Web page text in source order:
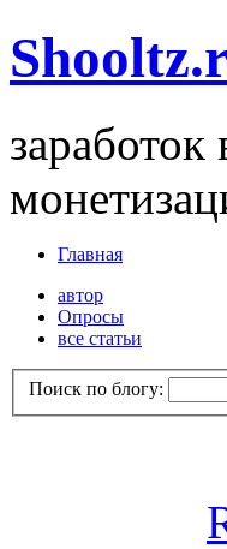
Главная
автор
Опросы
все статьи
Поиск по блогу: